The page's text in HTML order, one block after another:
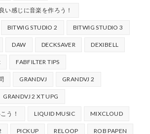
い感じに音楽を作ろう！
BITWIG STUDIO 2 BITWIG STUDIO 3
DAW DECKSAVER DEXIBELL
FABFILTER TIPS
GRANDVJ GRANDVJ 2
GRANDVJ 2 XT UPG
う！ LIQUID MUSIC MIXCLOUD
PICKUP RELOOP ROB PAPEN